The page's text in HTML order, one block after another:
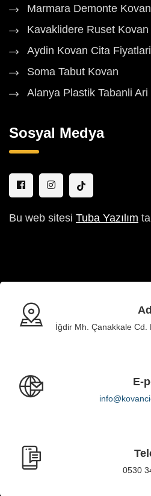
Marmara Demonte
Kavaklidere Ruset Kovan
Aydin Kovan Cita Fiyatlari
Soma Tabut Kovan
Alanya Plastik Tabanli
Sosyal Medya
Bu web sitesi Tuba Yazılım
İğdir Mh. Çanakkale
E-
0530